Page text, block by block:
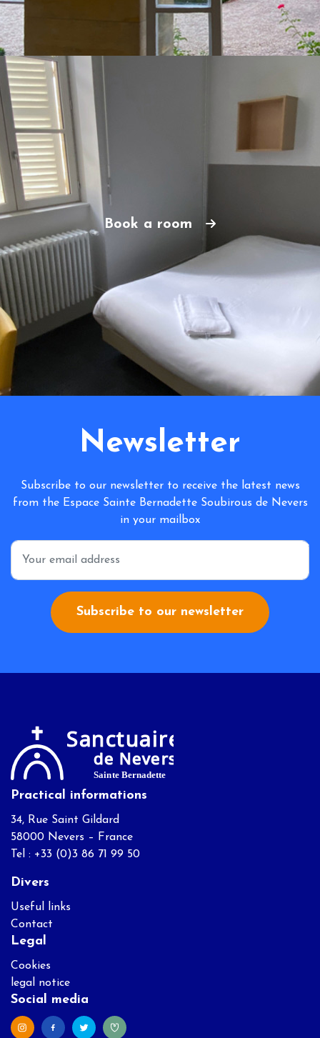
Book a room
Newsletter
Subscribe to our newsletter to receive the latest news
from the Espace Sainte Bernadette Soubirous de Nevers
in your mailbox
*
Subscribe to our newsletter
Practical informations
34, Rue Saint Gildard
58000 Nevers – France
Tel : +33 (0)3 86 71 99 50
Divers
Useful links
Contact
Legal
Cookies
legal notice
Social media